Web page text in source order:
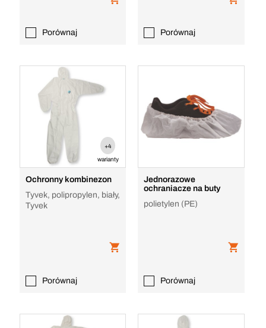
Porównaj Porównaj
+4
warianty
Ochronny kombinezon
Tyvek, polipropylen, biały,
Tyvek
Porównaj
Jednorazowe
ochraniacze na buty
polietylen (PE)
Porównaj